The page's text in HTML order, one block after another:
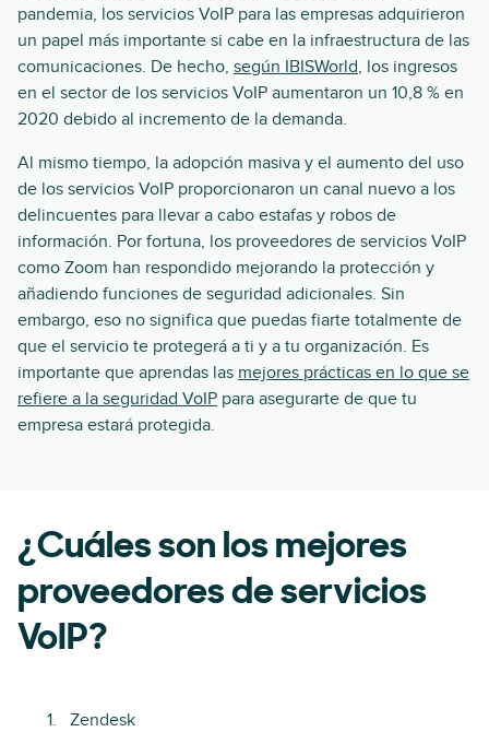
pandemia, los servicios VoIP para las empresas adquirieron
un papel más importante si cabe en la infraestructura de las
comunicaciones. De hecho, según IBISWorld, los ingresos
en el sector de los servicios VoIP aumentaron un 10,8 % en
2020 debido al incremento de la demanda.
Al mismo tiempo, la adopción masiva y el aumento del uso
de los servicios VoIP proporcionaron un canal nuevo a los
delincuentes para llevar a cabo estafas y robos de
información. Por fortuna, los proveedores de servicios VoIP
como Zoom han respondido mejorando la protección y
añadiendo funciones de seguridad adicionales. Sin
embargo, eso no significa que puedas fiarte totalmente de
que el servicio te protegerá a ti y a tu organización. Es
importante que aprendas las mejores prácticas en lo que se
refiere a la seguridad VoIP para asegurarte de que tu
empresa estará protegida.
¿Cuáles son los mejores
proveedores de servicios
VoIP?
Zendesk